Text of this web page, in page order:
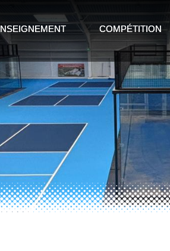
COMPÉTITION